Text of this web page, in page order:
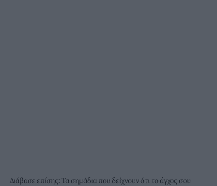
Διάβασε επίσης: Τα σημάδια που δείχνουν ότι το άγχος σου